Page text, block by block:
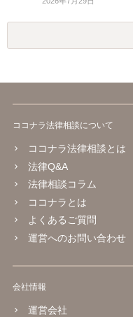
ココナラ法律相談について
ココナラ法律相談とは
法律Q&A
法律相談コラム
ココナラとは
よくあるご質問
運営へのお問い合わせ
会社情報
運営会社